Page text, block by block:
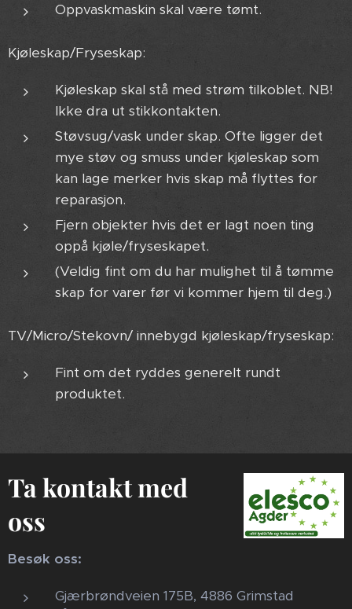
Oppvaskmaskin skal være tømt.
Kjøleskap/Fryseskap:
Kjøleskap skal stå med strøm tilkoblet. NB!
Ikke dra ut stikkontakten.
Støvsug/vask under skap. Ofte ligger det
mye støv og smuss under kjøleskap som
kan lage merker hvis skap må flyttes for
reparasjon.
Fjern objekter hvis det er lagt noen ting
oppå kjøle/fryseskapet.
(Veldig fint om du har mulighet til å tømme
skap for varer før vi kommer hjem til deg.)
TV/Micro/Stekovn/ innebygd kjøleskap/fryseskap:
Fint om det ryddes generelt rundt
produktet.
Ta kontakt med
oss
Besøk oss:
Gjærbrøndveien 175B, 4886 Grimstad